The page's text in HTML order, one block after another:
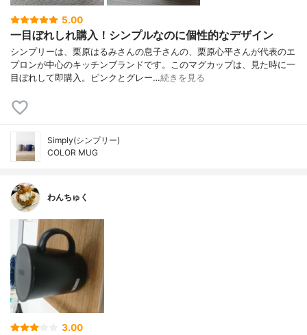
5.00
一目ぼれしれ購入！シンプルなのに個性的なデザイン
シンプリーは、栗原はるみさんの息子さんの、栗原心平さんが代表のエ
プロンが中心のキッチンブランドです。このマグカップは、見た時に一
目ぼれして即購入。ピンクとグレー…続きを見る
Simply(シンプリー)
COLOR MUG
わんちゅく
3.00